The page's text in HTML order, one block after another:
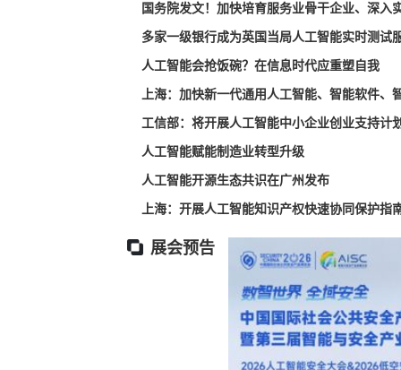
国务院发文！加快培育服务业骨干企业、深
多家一级银行成为英国当局人工智能实时测试
人工智能会抢饭碗？在信息时代应重塑自我
上海：加快新一代通用人工智能、智能软件、
工信部：将开展人工智能中小企业创业支持计
人工智能赋能制造业转型升级
人工智能开源生态共识在广州发布
上海：开展人工智能知识产权快速协同保护指
展会预告